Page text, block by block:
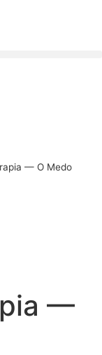
— O Medo
—